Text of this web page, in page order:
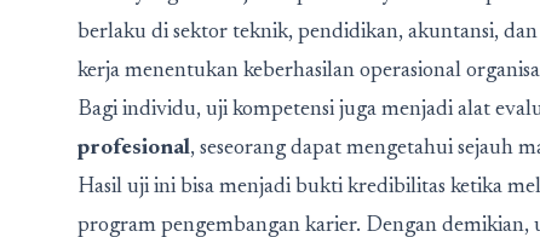
berlaku di sektor teknik, pendidikan, akuntansi,
kerja menentukan keberhasilan operasional
Bagi individu, uji kompetensi juga menjadi alat
profesional, seseorang dapat mengetahui sejauh
Hasil uji ini bisa menjadi bukti kredibilitas ketika
program pengembangan karier. Dengan